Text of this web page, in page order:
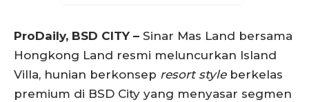
ProDaily, BSD CITY – Sinar Mas Land bersama
Hongkong Land resmi meluncurkan Island
Villa, hunian berkonsep resort styleberkelas
premium di BSD City yang menyasar segmen